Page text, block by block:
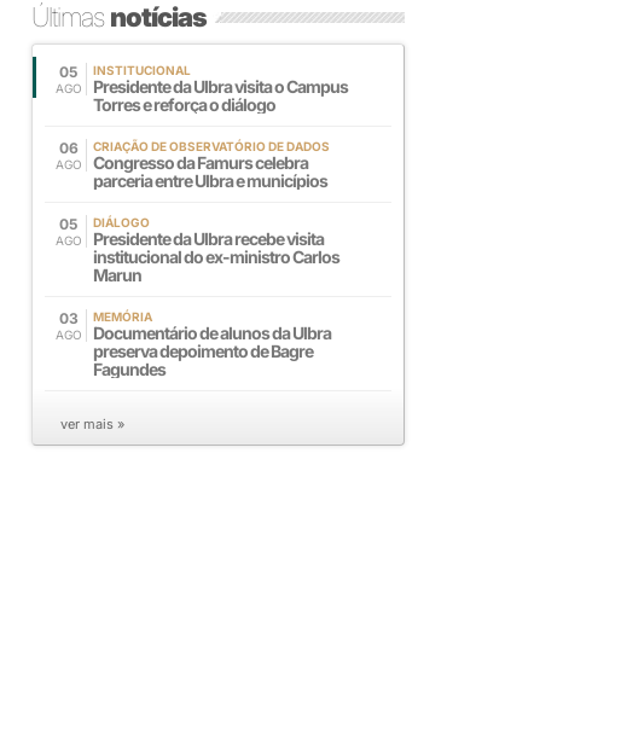
Últimasnotícias
05
AGO
INSTITUCIONAL
Presidente da Ulbra visita o Campus
Torres e reforça o diálogo
06
AGO
CRIAÇÃO DE OBSERVATÓRIO DE DADOS
Congresso da Famurs celebra
parceria entre Ulbra e municípios
05
AGO
DIÁLOGO
Presidente da Ulbra recebe visita
institucional do ex-ministro Carlos
Marun
03
AGO
MEMÓRIA
Documentário de alunos da Ulbra
preserva depoimento de Bagre
Fagundes
ver mais »